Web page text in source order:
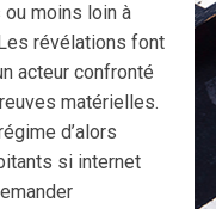
moins loin à
révélations font
acteur confronté
matérielles.
d’alors
si internet